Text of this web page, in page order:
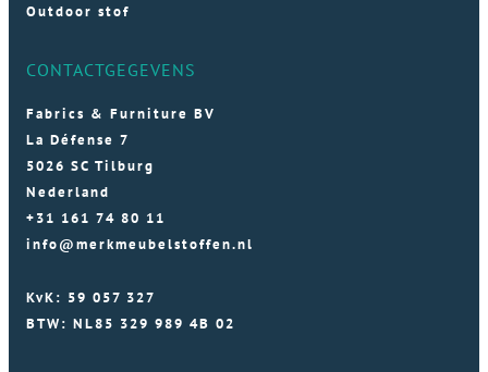
Outdoor stof
CONTACTGEGEVENS
Fabrics & Furniture BV
La Défense 7
5026 SC Tilburg
Nederland
+31 161 74 80 11
info@merkmeubelstoffen.nl
KvK: 59 057 327
BTW: NL85 329 989 4B 02